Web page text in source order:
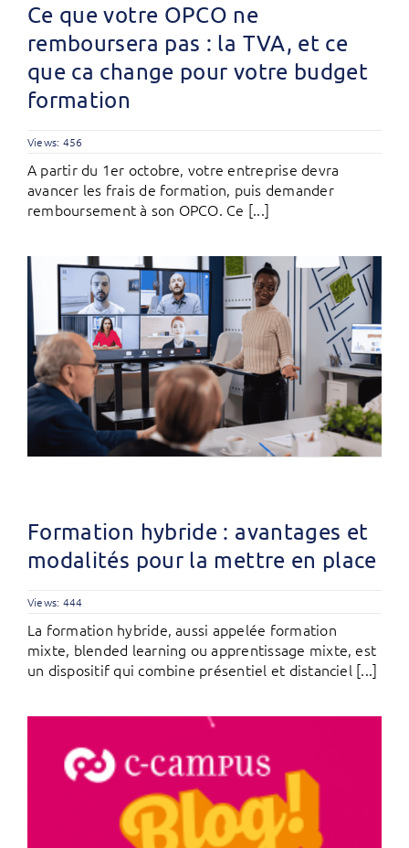
Ce que votre OPCO ne
remboursera pas : la TVA, et ce
que ca change pour votre budget
formation
Views: 456
A partir du 1er octobre, votre entreprise devra
avancer les frais de formation, puis demander
remboursement à son OPCO. Ce [...]
Formation hybride : avantages et
modalités pour la mettre en place
Views: 444
La formation hybride, aussi appelée formation
mixte, blended learning ou apprentissage mixte, est
un dispositif qui combine présentiel et distanciel [...]